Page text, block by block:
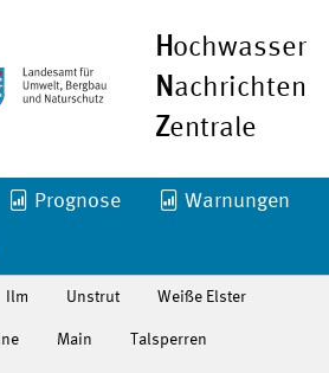
Hochwasser
Nachrichten
Zentrale
Prognose Warnungen
Ilm Unstrut Weiße Elster
Main Talsperren